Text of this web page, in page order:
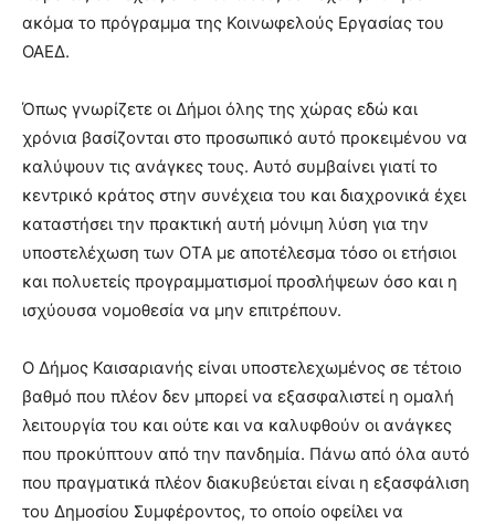
ακόμα το πρόγραμμα της Κοινωφελούς Εργασίας του
ΟΑΕΔ.
Όπως γνωρίζετε οι Δήμοι όλης της χώρας εδώ και
χρόνια βασίζονται στο προσωπικό αυτό προκειμένου να
καλύψουν τις ανάγκες τους. Αυτό συμβαίνει γιατί το
κεντρικό κράτος στην συνέχεια του και διαχρονικά έχει
καταστήσει την πρακτική αυτή μόνιμη λύση για την
υποστελέχωση των ΟΤΑ με αποτέλεσμα τόσο οι ετήσιοι
και πολυετείς προγραμματισμοί προσλήψεων όσο και η
ισχύουσα νομοθεσία να μην επιτρέπουν.
Ο Δήμος Καισαριανής είναι υποστελεχωμένος σε τέτοιο
βαθμό που πλέον δεν μπορεί να εξασφαλιστεί η ομαλή
λειτουργία του και ούτε και να καλυφθούν οι ανάγκες
που προκύπτουν από την πανδημία. Πάνω από όλα αυτό
που πραγματικά πλέον διακυβεύεται είναι η εξασφάλιση
του Δημοσίου Συμφέροντος, το οποίο οφείλει να